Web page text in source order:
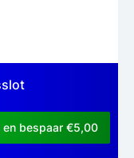
en bespaar €5,00